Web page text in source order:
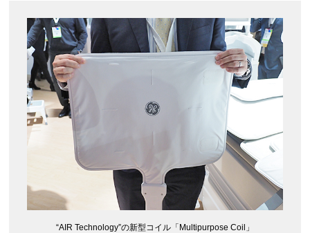
“AIR Technology”の新型コイル「Multipurpose Coil」